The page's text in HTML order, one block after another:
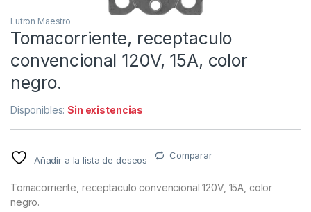
Lutron Maestro
Tomacorriente, receptaculo
convencional 120V, 15A, color
negro.
Disponibles:Sin existencias
Añadir a la lista de deseos Comparar
Tomacorriente, receptaculo convencional 120V, 15A, color
negro.